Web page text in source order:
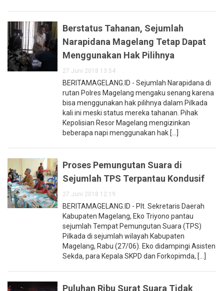
Berstatus Tahanan, Sejumlah
Narapidana Magelang Tetap Dapat
Menggunakan Hak Pilihnya
27 Juni 2018 13:54
BERITAMAGELANG.ID - Sejumlah Narapidana di
rutan Polres Magelang mengaku senang karena
bisa menggunakan hak pilihnya dalam Pilkada
kali ini meski status mereka tahanan. Pihak
Kepolisian Resor Magelang mengizinkan
beberapa napi menggunakan hak [...]
Proses Pemungutan Suara di
Sejumlah TPS Terpantau Kondusif
27 Juni 2018 12:19
BERITAMAGELANG.ID - Plt. Sekretaris Daerah
Kabupaten Magelang, Eko Triyono pantau
sejumlah Tempat Pemungutan Suara (TPS)
Pilkada di sejumlah wilayah Kabupaten
Magelang, Rabu (27/06). Eko didampingi Asisten
Sekda, para Kepala SKPD dan Forkopimda, [...]
Puluhan Ribu Surat Suara Tidak